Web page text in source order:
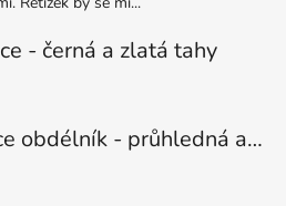
- černá a zlatá tahy
5 hvězdiček.
Malé visací náušnice obdélník - průhledná a stříbrná
5 hvězdiček.